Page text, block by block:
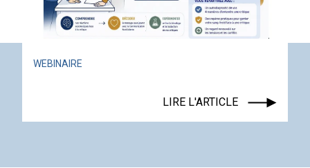
ACTUALITÉ ÉVÉNEMENT